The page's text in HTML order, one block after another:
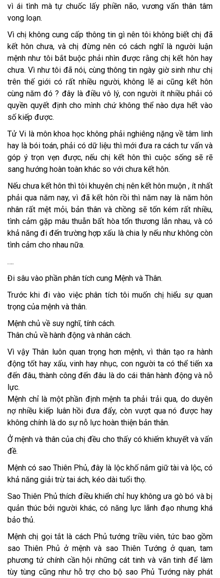
vì ái tình mà tự chuốc lấy phiền não, vương vấn thân tâm
vong loạn.
Vì chị không cung cấp thông tin gì nên tôi không biết chị đã
kết hôn chưa, và chị đừng nên có cách nghĩ là người luận
mệnh như tôi bắt buộc phải nhìn được rằng chị kết hôn hay
chưa. Vì như tôi đã nói, cùng thông tin ngày giờ sinh như chị
trên thế giới có rất nhiều người, không lẽ ai cũng kết hôn
cùng năm đó ? đây là điều vô lý, con người ít nhiều phải có
quyền quyết định cho mình chứ không thể nào dựa hết vào
số kiếp được.
Tử Vi là môn khoa học không phải nghiêng nặng về tâm linh
hay là bói toán, phải có dữ liệu thì mới đưa ra cách tư vấn và
góp ý trọn vẹn được, nếu chị kết hôn thì cuộc sống sẽ rẽ
sang hướng hoàn toàn khác so với chưa kết hôn.
Nếu chưa kết hôn thì tôi khuyên chị nên kết hôn muộn , ít nhất
phải qua năm nay, vì đã kết hôn rồi thì năm nay là năm hôn
nhân rất mệt mỏi, bản thân và chồng sẽ tốn kém rất nhiều,
tình cảm gặp mâu thuẫn bất hòa tổn thương lẫn nhau, và có
khả năng đi đến trường hợp xấu là chia ly nếu như không còn
tình cảm cho nhau nữa.
….
Đi sâu vào phần phân tích cung Mệnh và Thân.
Trước khi đi vào việc phân tích tôi muốn chị hiểu sự quan
trọng của mệnh và thân.
Mệnh chủ về suy nghĩ, tính cách.
Thân chủ về hành động và nhân cách.
Vì vậy Thân luôn quan trọng hơn mệnh, vì thân tạo ra hành
động tốt hay xấu, vinh hay nhục, con người ta có thể tiến xa
đến đâu, thành công đến đâu là do cái thân hành động và nỗ
lực.
Mệnh chỉ là một phần định mệnh ta phải trải qua, do duyên
nợ nhiều kiếp luân hồi đưa đẩy, còn vượt qua nó được hay
không chính là do sự nỗ lực hoàn thiện bản thân.
Ở mệnh và thân của chị đều cho thấy có khiếm khuyết và vấn
đề.
Mệnh có sao Thiên Phủ, đây là lộc khố nắm giữ tài và lộc, có
khả năng giải trừ tai ách, kéo dài tuổi thọ.
Sao Thiên Phủ thích điều khiển chỉ huy không ưa gò bó và bị
quản thúc bởi người khác, có năng lực lãnh đạo nhưng khá
bảo thủ.
Mệnh chị gọi tắt là cách Phủ tướng triều viên, tức bao gồm
sao Thiên Phủ ở mệnh và sao Thiên Tướng ở quan, tam
phương tứ chính cần hội những cát tinh và văn tinh để làm
tùy tùng cũng như hỗ trợ cho bộ sao Phủ Tướng này phát